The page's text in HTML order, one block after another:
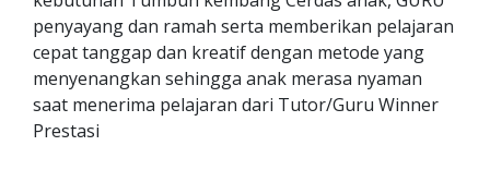
penyayang dan ramah serta memberikan pelajaran
cepat tanggap dan kreatif dengan metode yang
menyenangkan sehingga anak merasa nyaman
saat menerima pelajaran dari Tutor/Guru Winner
Prestasi